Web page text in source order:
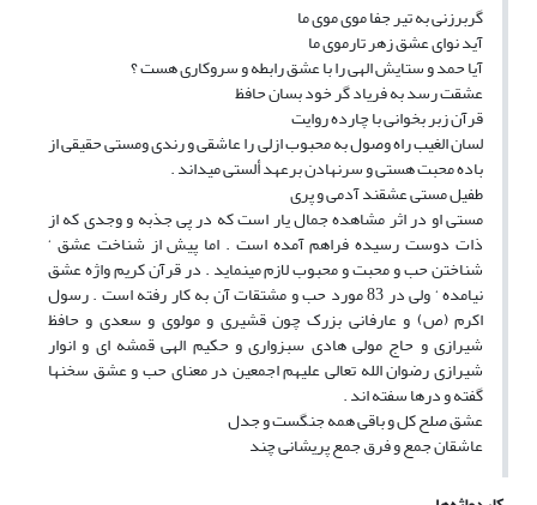
گربرزنی به تیر جفا موی موی ما
آید نوای عشق زهر تارموی ما
آیا حمد و ستایش الهی را با عشق رابطه و سروکاری هست ؟
عشقت رسد به فریاد گر خود بسان حافظ
قرآن زبر بخوانی با چارده روایت
لسان الغیب راه وصول به محبوب ازلی را عاشقی و رندی ومستی حقیقی از
باده محبت هستی و سرنهادن برعهد ألستی میداند .
طفیل مستی عشقند آدمی و پری
مستی او در اثر مشاهده جمال یار است که در پی جذبه و وجدی که از
ذات دوست رسیده فراهم آمده است . اما پیش از شناخت عشق ‘
شناختن حب و محبت و محبوب لازم مینماید . در قرآن کریم واژه عشق
نیامده ‘ ولی در 83 مورد حب و مشتقات آن به کار رفته است . رسول
اکرم (ص) و عارفانی بزرک چون قشیری و مولوی و سعدی و حافظ
شیرازی و حاج مولی هادی سبزواری و حکیم الهی قمشه ای و انوار
شیرازی رضوان الله تعالی علیهم اجمعین در معنای حب و عشق سخنها
گفته و درها سفته اند .
عشق صلح کل و باقی همه جنگست و جدل
عاشقان جمع و فرق جمع پریشانی چند